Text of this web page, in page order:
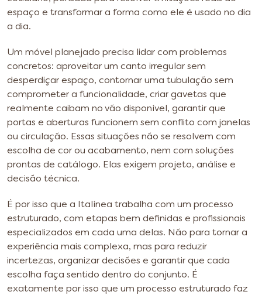
espaço e transformar a forma como ele é usado no dia
a dia.
Um móvel planejado precisa lidar com problemas
concretos: aproveitar um canto irregular sem
desperdiçar espaço, contornar uma tubulação sem
comprometer a funcionalidade, criar gavetas que
realmente caibam no vão disponível, garantir que
portas e aberturas funcionem sem conflito com janelas
ou circulação. Essas situações não se resolvem com
escolha de cor ou acabamento, nem com soluções
prontas de catálogo. Elas exigem projeto, análise e
decisão técnica.
É por isso que a Italínea trabalha com um processo
estruturado, com etapas bem definidas e profissionais
especializados em cada uma delas. Não para tornar a
experiência mais complexa, mas para reduzir
incertezas, organizar decisões e garantir que cada
escolha faça sentido dentro do conjunto. É
exatamente por isso que um processo estruturado faz